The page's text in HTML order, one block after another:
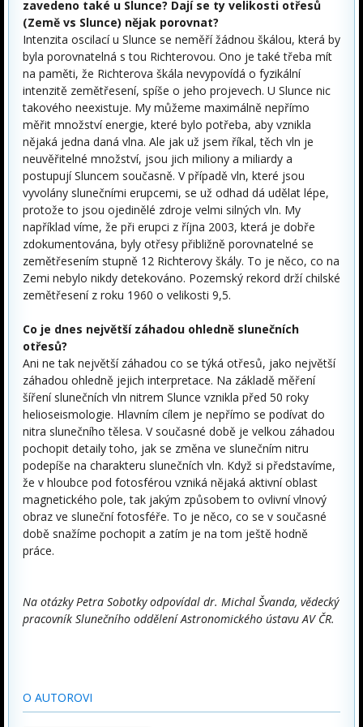
zavedeno také u Slunce? Dají se ty velikosti otřesů
(Země vs Slunce) nějak porovnat?
Intenzita oscilací u Slunce se neměří žádnou škálou, která by
byla porovnatelná s tou Richterovou. Ono je také třeba mít
na paměti, že Richterova škála nevypovídá o fyzikální
intenzitě zemětřesení, spíše o jeho projevech. U Slunce nic
takového neexistuje. My můžeme maximálně nepřímo
měřit množství energie, které bylo potřeba, aby vznikla
nějaká jedna daná vlna. Ale jak už jsem říkal, těch vln je
neuvěřitelné množství, jsou jich miliony a miliardy a
postupují Sluncem současně. V případě vln, které jsou
vyvolány slunečními erupcemi, se už odhad dá udělat lépe,
protože to jsou ojedinělé zdroje velmi silných vln. My
například víme, že při erupci z října 2003, která je dobře
zdokumentována, byly otřesy přibližně porovnatelné se
zemětřesením stupně 12 Richterovy škály. To je něco, co na
Zemi nebylo nikdy detekováno. Pozemský rekord drží chilské
zemětřesení z roku 1960 o velikosti 9,5.
Co je dnes největší záhadou ohledně slunečních
otřesů?
Ani ne tak největší záhadou co se týká otřesů, jako největší
záhadou ohledně jejich interpretace. Na základě měření
šíření slunečních vln nitrem Slunce vznikla před 50 roky
helioseismologie. Hlavním cílem je nepřímo se podívat do
nitra slunečního tělesa. V současné době je velkou záhadou
pochopit detaily toho, jak se změna ve slunečním nitru
podepíše na charakteru slunečních vln. Když si představíme,
že v hloubce pod fotosférou vzniká nějaká aktivní oblast
magnetického pole, tak jakým způsobem to ovlivní vlnový
obraz ve sluneční fotosféře. To je něco, co se v současné
době snažíme pochopit a zatím je na tom ještě hodně
práce.
Na otázky Petra Sobotky odpovídal dr. Michal Švanda, vědecký
pracovník Slunečního oddělení Astronomického ústavu AV ČR.
O AUTOROVI